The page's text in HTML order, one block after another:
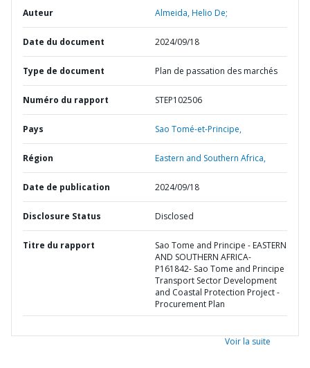
Auteur Almeida, Helio De;
Date du document 2024/09/18
Type de document Plan de passation des marchés
Numéro du rapport STEP102506
Pays Sao Tomé-et-Principe,
Région Eastern and Southern Africa,
Date de publication 2024/09/18
Disclosure Status Disclosed
Titre du rapport
Sao Tome and Principe - EASTERN
AND SOUTHERN AFRICA-
P161842- Sao Tome and Principe
Transport Sector Development
and Coastal Protection Project -
Procurement Plan
Voir la suite